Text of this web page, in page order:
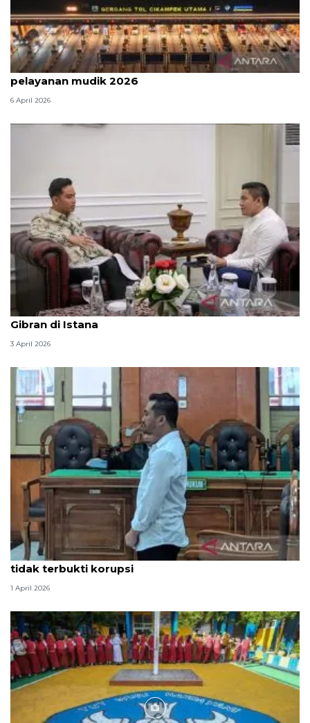
Survei: 88,8 persen responden puas dengan
pelayanan mudik 2026
6 April 2026
Seskab Teddy silaturahmi Idul Fitri ke Wapres
Gibran di Istana
3 April 2026
Hakim PN Medan vonis bebas Amsal Sitepu karena
tidak terbukti korupsi
1 April 2026